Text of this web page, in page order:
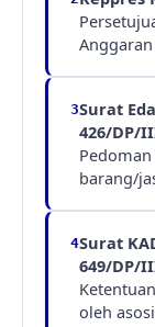
3Surat
426/DP/
barang/
4Surat
649/DP/
oleh